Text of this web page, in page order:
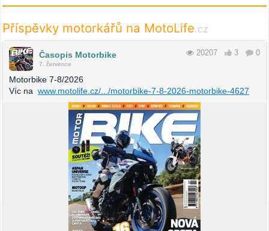
Příspěvky motorkářů na MotoLife.cz
Časopis Motorbike
7. července
20207 3 0
Motorbike 7-8/2026
Víc na www.motolife.cz/.../motorbike-7-8-2026-motorbike-4627